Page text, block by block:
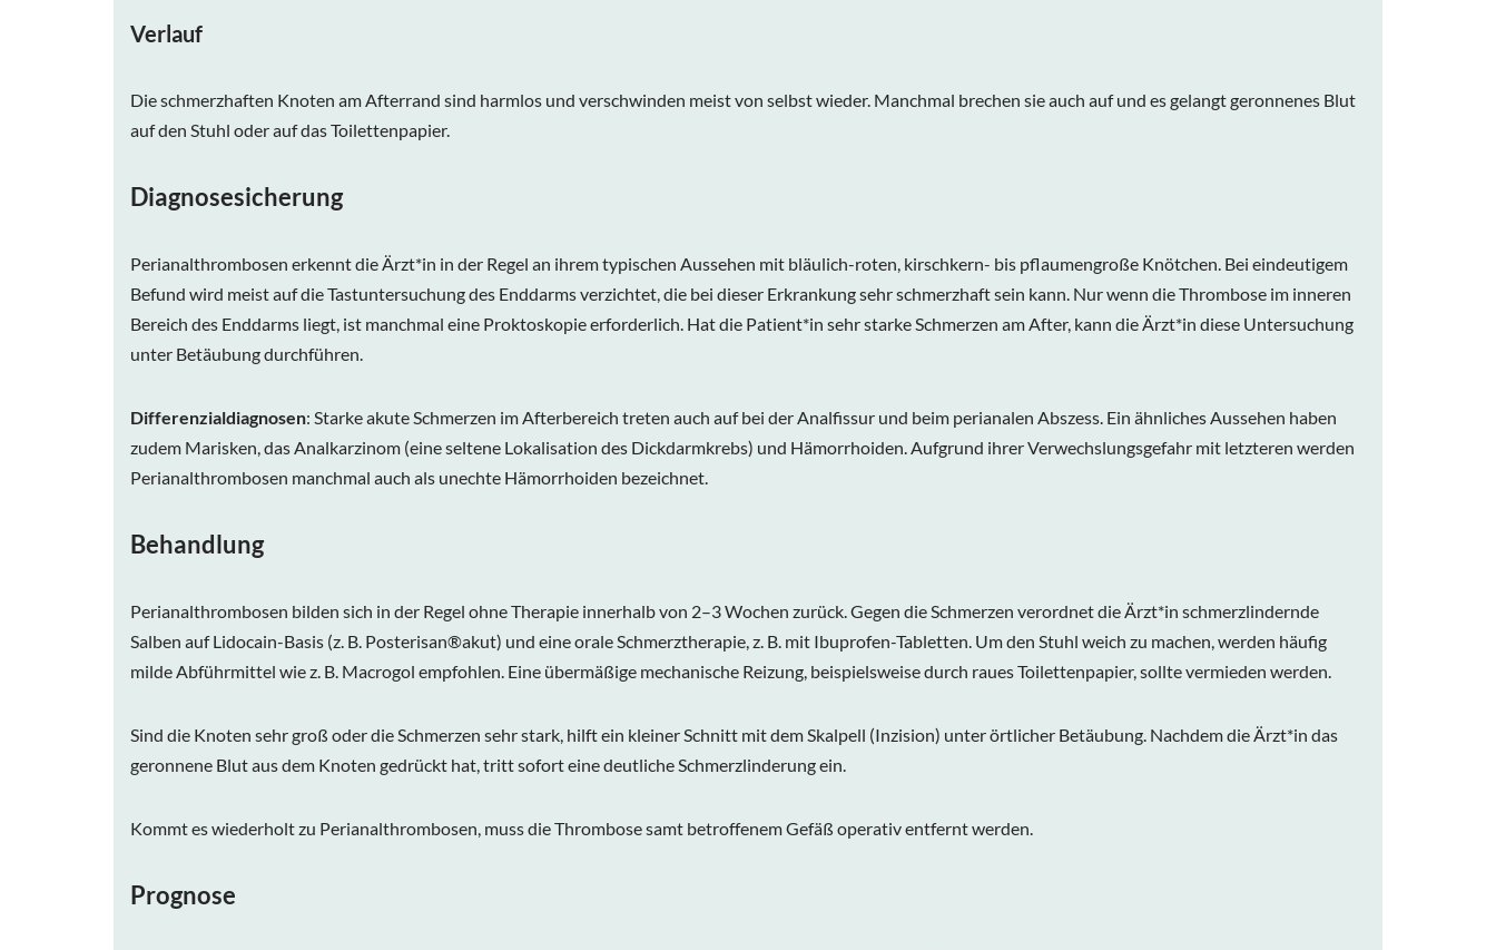
Verlauf
Die schmerzhaften Knoten am Afterrand sind harmlos und verschwinden meist von selbst wieder. Manchmal brechen sie auch auf und es gelangt geronnenes Blut
auf den Stuhl oder auf das Toilettenpapier.
Diagnosesicherung
Perianalthrombosen erkennt die Ärzt*in in der Regel an ihrem typischen Aussehen mit bläulich-roten, kirschkern- bis pflaumengroße Knötchen. Bei eindeutigem
Befund wird meist auf die Tastuntersuchung des Enddarms verzichtet, die bei dieser Erkrankung sehr schmerzhaft sein kann. Nur wenn die Thrombose im inneren
Bereich des Enddarms liegt, ist manchmal eine Proktoskopie erforderlich. Hat die Patient*in sehr starke Schmerzen am After, kann die Ärzt*in diese Untersuchung
unter Betäubung durchführen.
Differenzialdiagnosen: Starke akute Schmerzen im Afterbereich treten auch auf bei der Analfissur und beim perianalen Abszess. Ein ähnliches Aussehen haben
zudem Marisken, das Analkarzinom (eine seltene Lokalisation des Dickdarmkrebs) und Hämorrhoiden. Aufgrund ihrer Verwechslungsgefahr mit letzteren werden
Perianalthrombosen manchmal auch als unechte Hämorrhoiden bezeichnet.
Behandlung
Perianalthrombosen bilden sich in der Regel ohne Therapie innerhalb von 2–3 Wochen zurück. Gegen die Schmerzen verordnet die Ärzt*in schmerzlindernde
Salben auf Lidocain-Basis (z. B. Posterisan®akut) und eine orale Schmerztherapie, z. B. mit Ibuprofen-Tabletten. Um den Stuhl weich zu machen, werden häufig
milde Abführmittel wie z. B. Macrogol empfohlen. Eine übermäßige mechanische Reizung, beispielsweise durch raues Toilettenpapier, sollte vermieden werden.
Sind die Knoten sehr groß oder die Schmerzen sehr stark, hilft ein kleiner Schnitt mit dem Skalpell (Inzision) unter örtlicher Betäubung. Nachdem die Ärzt*in das
geronnene Blut aus dem Knoten gedrückt hat, tritt sofort eine deutliche Schmerzlinderung ein.
Kommt es wiederholt zu Perianalthrombosen, muss die Thrombose samt betroffenem Gefäß operativ entfernt werden.
Prognose